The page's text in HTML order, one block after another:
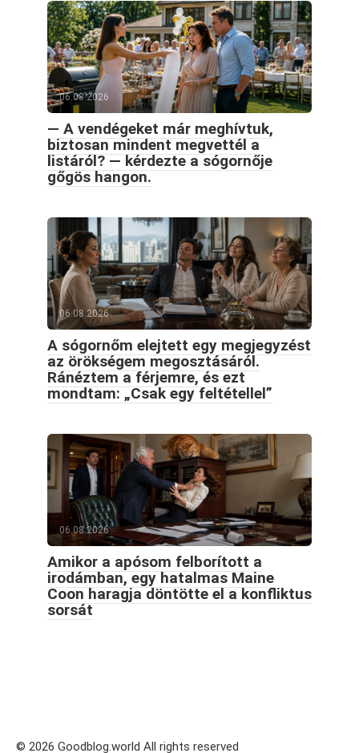
06.08.2026
— A vendégeket már meghívtuk,
biztosan mindent megvettél a
listáról? — kérdezte a sógornője
gőgös hangon.
06.08.2026
A sógornőm elejtett egy megjegyzést
az örökségem megosztásáról.
Ránéztem a férjemre, és ezt
mondtam: „Csak egy feltétellel”
06.08.2026
Amikor a apósom felborított a
irodámban, egy hatalmas Maine
Coon haragja döntötte el a konfliktus
sorsát
© 2026 Goodblog.world All rights reserved